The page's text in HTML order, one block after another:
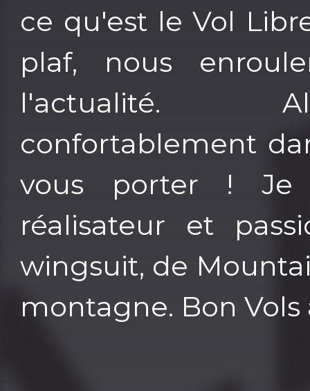
ce qu'est le Vol
plaf, nous
l'actualité.
confortablement
vous porter ! Je
réalisateur et
wingsuit, de
montagne. Bon Vols